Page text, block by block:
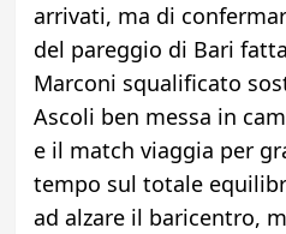
arrivati, ma di
del pareggio di Bari
Marconi squalificato
Ascoli ben messa in
e il match viaggia per
tempo sul totale
ad alzare il baricentro,